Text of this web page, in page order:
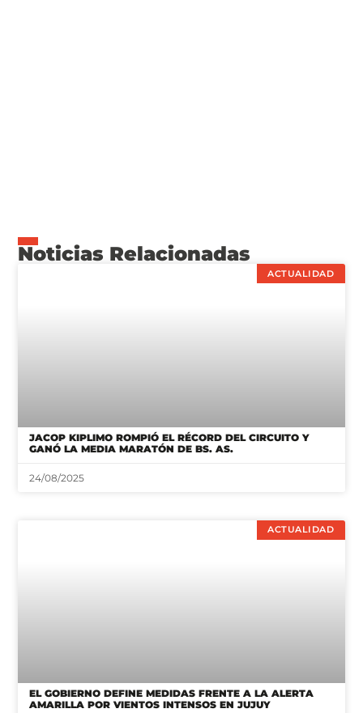
Noticias Relacionadas
ACTUALIDAD
JACOP KIPLIMO ROMPIÓ EL RÉCORD DEL CIRCUITO Y
GANÓ LA MEDIA MARATÓN DE BS. AS.
24/08/2025
ACTUALIDAD
EL GOBIERNO DEFINE MEDIDAS FRENTE A LA ALERTA
AMARILLA POR VIENTOS INTENSOS EN JUJUY